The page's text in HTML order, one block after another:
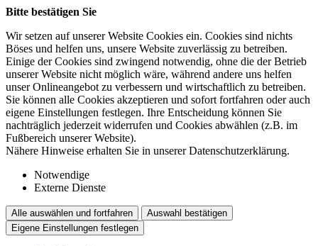
Bitte bestätigen Sie
Wir setzen auf unserer Website Cookies ein. Cookies sind nichts
Böses und helfen uns, unsere Website zuverlässig zu betreiben.
Einige der Cookies sind zwingend notwendig, ohne die der Betrieb
unserer Website nicht möglich wäre, während andere uns helfen
unser Onlineangebot zu verbessern und wirtschaftlich zu betreiben.
Sie können alle Cookies akzeptieren und sofort fortfahren oder auch
eigene Einstellungen festlegen. Ihre Entscheidung können Sie
nachträglich jederzeit widerrufen und Cookies abwählen (z.B. im
Fußbereich unserer Website).
Nähere Hinweise erhalten Sie in unserer Datenschutzerklärung.
Notwendige
Externe Dienste
Alle auswählen und fortfahren
Auswahl bestätigen
Eigene Einstellungen festlegen